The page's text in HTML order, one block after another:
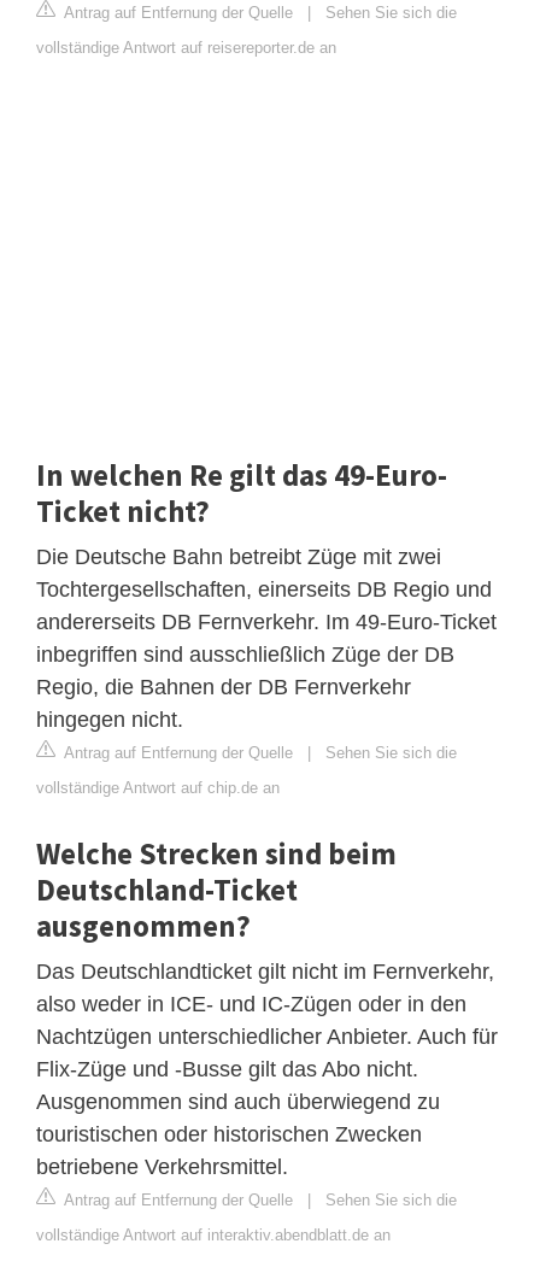
Antrag auf Entfernung der Quelle | Sehen Sie sich die
vollständige Antwort auf reisereporter.de an
In welchen Re gilt das 49-Euro-
Ticket nicht?
Die Deutsche Bahn betreibt Züge mit zwei
Tochtergesellschaften, einerseits DB Regio und
andererseits DB Fernverkehr. Im 49-Euro-Ticket
inbegriffen sind ausschließlich Züge der DB
Regio, die Bahnen der DB Fernverkehr
hingegen nicht.
Antrag auf Entfernung der Quelle | Sehen Sie sich die
vollständige Antwort auf chip.de an
Welche Strecken sind beim
Deutschland-Ticket
ausgenommen?
Das Deutschlandticket gilt nicht im Fernverkehr,
also weder in ICE- und IC-Zügen oder in den
Nachtzügen unterschiedlicher Anbieter. Auch für
Flix-Züge und -Busse gilt das Abo nicht.
Ausgenommen sind auch überwiegend zu
touristischen oder historischen Zwecken
betriebene Verkehrsmittel.
Antrag auf Entfernung der Quelle | Sehen Sie sich die
vollständige Antwort auf interaktiv.abendblatt.de an